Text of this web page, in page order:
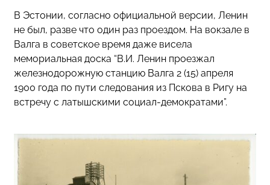
В Эстонии, согласно официальной версии, Ленин
не был, разве что один раз проездом. На вокзале в
Валга в советское время даже висела
мемориальная доска “В.И. Ленин проезжал
железнодорожную станцию Валга 2 (15) апреля
1900 года по пути следования из Пскова в Ригу на
встречу с латышскими социал-демократами”.